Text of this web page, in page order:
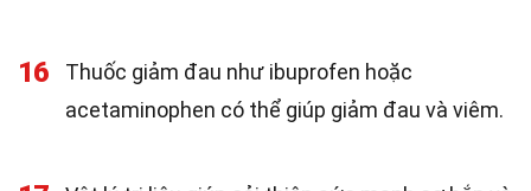
16
Thuốc giảm đau như ibuprofen hoặc
acetaminophen có thể giúp giảm đau và viêm.